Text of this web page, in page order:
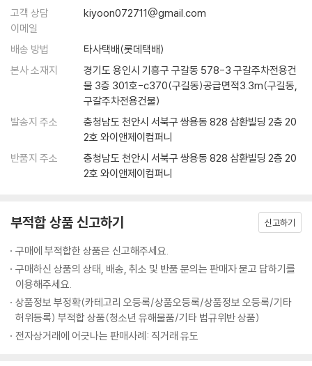
10 ‘안 되는 이유’ 늘어놓지 말고, ‘되게 할 방법’을 찾아라
_공부는 조건이 아니라 마음으로 하는 것이다
_불평불만을 멈추게 하는 3가지 마음가짐
_내 인생 최고의 공부하기 좋은 날은 바로 오늘이다
Beyond Story 칭기즈칸의 편지
11 배우려는 마음이 없으면, 아무리 잘 가르치는 선생님도 소용없다
_‘어떻게 배우느냐’가 ‘어떻게 가르치느냐’보다 100배 더 중요하다
_떨어진 내 성적 두고 선생님 탓하지 마라
_모든 선생님에게는 반드시 배울 점이 있다
Beyond Story “도대체 언제까지 날 골탕 먹일 셈이죠?”
12 아무나 공부할 수 있는 건 아니었다
_나는 공부할 수 없었다1. 잭 런던 이야기
_나는 공부할 수 없었다2. 소피 제르맹 이야기
_나는 공부할 수 없었다3. 프레더릭 더글러스 이야기
_나는 공부할 수 없었다4. 이우근 이야기
_우리에게 축복처럼 쏟아진 ‘공부할 기회’
데’라고 막연하게 생각하다가 막상 재보면 실제로 공부한 시간이 터무니없
이 적기 때문입니다. 이렇게 저렇게 날려버리는 시간이 상당하거든요. 그
니다. 그러다 보면 어느새 스톱워치에 찍히는 숫자가 놀랍도록 치솟을 테
니까요.
---「루틴3. 진짜로 집중한 시간 : 스톱워치」중에서
성적이 올랐으면 오른 대로, 떨어졌으면 떨어진 대로 나를 돌아보아야 합
니다. 선생님 탓하면서 숨어버리지 말고요. 그래야 내가 어떤 점이 부족한
지, 무엇을 고쳐야 할지 골똘히 고민해 방법을 찾게 돼요. 중요한 건 ‘어떤
수업을 듣느냐’가 아니라 ‘어떻게 수업을 듣느냐’입니다. 그러니 성적이 떨
하게 받아들일 줄 아는 ‘열린 귀’, 귀하게 느낄 줄 아는 ‘감동’. 이 세 가지만
만드는 것뿐이지. 장담합니다. 내가 똑바로 듣기만 한다면 그 어떤 수업이
라도 반드시 최고의 수업이 되리라는 것을요.
---「떨어진 내 성적 두고 선생님 탓하지 마라」중에서
내가 얼마나 나쁜 자식이었는지 스스로 되물을 때마다 나는 괴로워질 겁니
다. 툭툭 내뱉던 내 말버릇과, 내세웠던 내 자존심과, 쓸데없던 내 반항심을
‘어떻게’가 아닌 ‘왜’ 공부하는지를 알면
나의 공부는 ‘재미’와 ‘기쁨’으로 가득찰 것이다!
10대에게 공부란 어떤 의미일까? 상위권, 하위권을 막론하고 대부분의 학
생들이 공부란 ‘귀찮고 재미없는, 그래서 될 수 있는 한 절대로 하고 싶지
않은 일’로 생각할 것이다. 그렇다면 공부는 왜 지겹고 불행한 일일까? 이
책의 저자는 10대들이 ‘목적’과 ‘의미’를 제대로 알지 못한 채, 그저 ‘남과의
경쟁’만을 위해 공부하기 때문이라 단언한다. 공부의 참 의미는 ‘성공’이 아
친해지는 일이야말로 우리가 공부를 해야 하는 진짜 이유다. 나아가 저자
자신 역시 ‘내가 왜 공부하는지’를 깨달은 후에는 ‘무엇을 어떻게 공부해야
상하는 기적을 경험했다고 전한다.
공부의 의미를 ‘성장’에 둔 사람은 남과의 경쟁보다 ‘자신과의 경쟁’에 집중
하기 마련이다. 공부를 하며 매일 나아지는 자신의 모습에 감동하고, 새로
운 지식이 머릿속에 쌓여가는 즐거움을 맛보고, 꿈에 한 발자국씩 가까워
지는 느낌을 받으며 공부하는 일에 ‘기쁨’을 느낄 수 있다. 한번 앉으면 몇
시간이고 꼼짝 않겠다는 독한 각오, 내 심장박동 소리가 귀에 들릴 정도의
팽팽한 긴장감, 모르는 내용은 알 때까지 물고 늘어지는 집요함, 나쁜 습관
고객 상담
이메일
kiyoon072711@gmail.com
배송 방법
타사택배(롯데택배)
본사 소재지
경기도 용인시 기흥구 구갈동 578-3 구갈주차전용건
물 3층 301호-c370(구길동)공급면적3.3m(구길동,
구갈주차전용건물)
발송지 주소
충청남도 천안시 서북구 쌍용동 828 삼환빌딩 2층 20
2호 와이앤제이컴퍼니
반품지 주소
충청남도 천안시 서북구 쌍용동 828 삼환빌딩 2층 20
2호 와이앤제이컴퍼니
부적합 상품 신고하기 신고하기
구매에 부적합한 상품은 신고해주세요.
구매하신 상품의 상태, 배송, 취소 및 반품 문의는 판매자 묻고 답하기를
이용해주세요.
상품정보 부정확(카테고리 오등록/상품오등록/상품정보 오등록/기타
허위등록) 부적합 상품(청소년 유해물품/기타 법규위반 상품)
전자상거래에 어긋나는 판매사례: 직거래 유도